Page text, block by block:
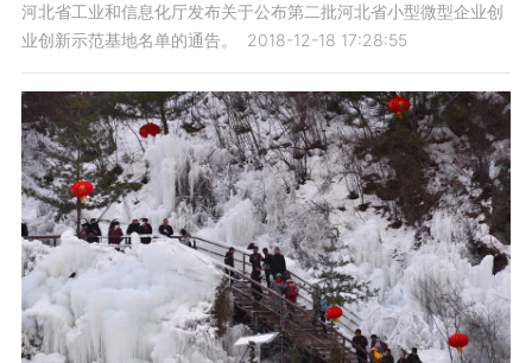
河北省工业和信息化厅发布关于公布第二批河北省小型微型企业创
业创新示范基地名单的通告。
2018-12-18 17:28:55